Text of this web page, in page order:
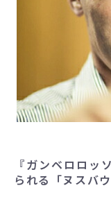
『ガンベロロッ
られる「ヌスバウ